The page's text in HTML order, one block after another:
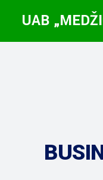
UAB